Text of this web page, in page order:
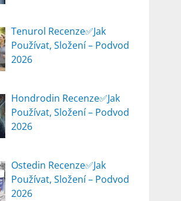
Tenurol Recenze✅Jak
Používat, Složení – Podvod
2026
Hondrodin Recenze✅Jak
Používat, Složení – Podvod
2026
Ostedin Recenze✅Jak
Používat, Složení – Podvod
2026